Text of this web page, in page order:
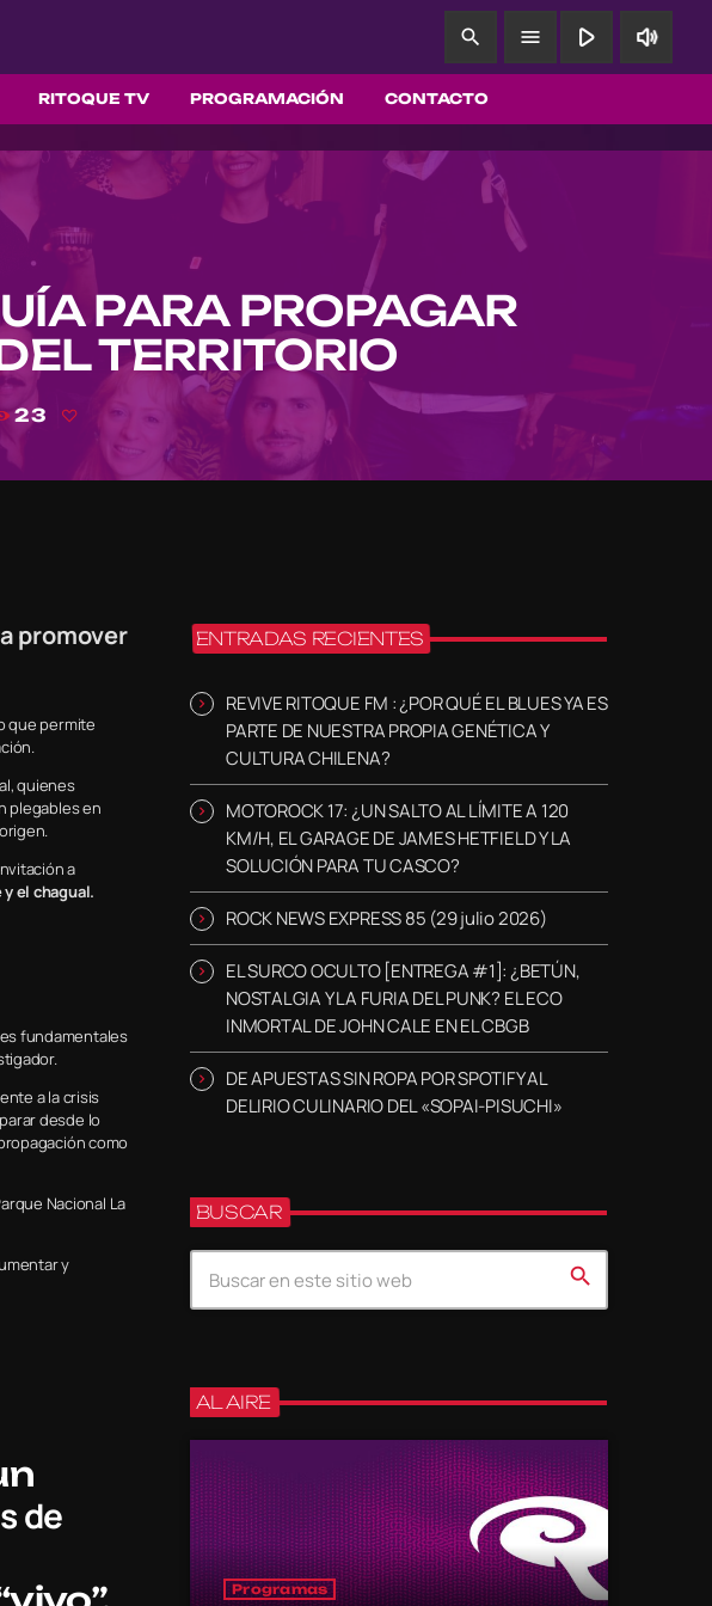
RITOQUE TV PROGRAMACIÓN CONTACTO
search menu play_arrow volume_up
PARA PROPAGAR
TERRITORIO
23
promover
que permite
quienes
plegables en
a
el chagual.
fundamentales
a la crisis
desde lo
como
Nacional La
y
de
ENTRADAS RECIENTES
REVIVE RITOQUE FM : ¿POR QUÉ EL BLUES YA ES
PARTE DE NUESTRA PROPIA GENÉTICA Y
CULTURA CHILENA?
MOTOROCK 17: ¿UN SALTO AL LÍMITE A 120
KM/H, EL GARAGE DE JAMES HETFIELD Y LA
SOLUCIÓN PARA TU CASCO?
ROCK NEWS EXPRESS 85 (29 julio 2026)
EL SURCO OCULTO [ENTREGA #1]: ¿BETÚN,
NOSTALGIA Y LA FURIA DEL PUNK? EL ECO
INMORTAL DE JOHN CALE EN EL CBGB
DE APUESTAS SIN ROPA POR SPOTIFY AL
DELIRIO CULINARIO DEL «SOPAI-PISUCHI»
BUSCAR
search
AL AIRE
Programas